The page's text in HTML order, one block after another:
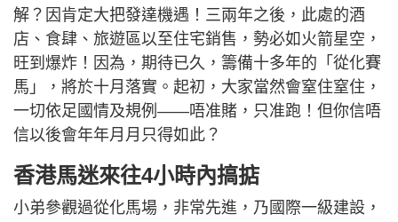
解？因肯定大把發達機遇！三兩年之後，此處的酒
店、食肆、旅遊區以至住宅銷售，勢必如火箭星空，
旺到爆炸！因為，期待已久，籌備十多年的「從化賽
馬」，將於十月落實。起初，大家當然會窒住窒住，
一切依足國情及規例——唔准賭，只准跑！但你信唔
信以後會年年月月只得如此？
香港馬迷來往4小時內搞掂
小弟參觀過從化馬場，非常先進，乃國際一級建設，